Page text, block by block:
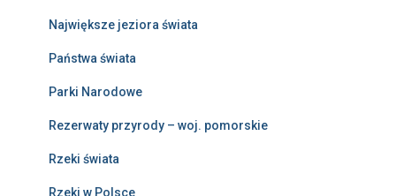
Największe jeziora świata
Państwa świata
Parki Narodowe
Rezerwaty przyrody – woj. pomorskie
Rzeki świata
Rzeki w Polsce